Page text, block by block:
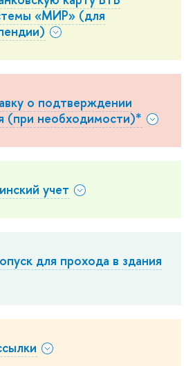
«МИР» (для
о подтверждении
(при необходимости)*
учет
для прохода в здания